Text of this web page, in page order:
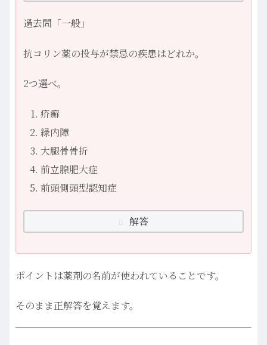
過去問「一般」
抗コリン薬の投与が禁忌の疾患はどれか。
2つ選べ。
疥癬
緑内障
大腿骨骨折
前立腺肥大症
前頭側頭型認知症
解答
ポイントは薬剤の名前が使われていることです。
そのまま正解答を覚えます。